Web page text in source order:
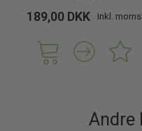
189,00 DKK Inkl. moms
Andre